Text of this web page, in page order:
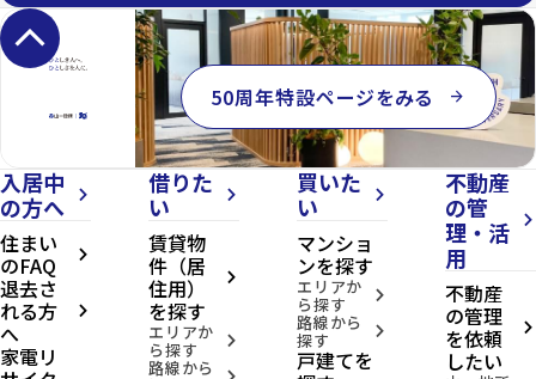
木3
丁
目
directions_walk
仙
市
地
下
鉄
南
北
線/
北
仙
台
駅
徒
歩
20
分
space_dashboard
4LDK
89.7m²
keyboard_arrow_up
50周年特設ページをみる arrow_forward
入居中
の方へ
arrow_forward_ios
住まい
のFAQ arrow_forward_ios
退去さ
れる方
へ
arrow_forward_ios
家電リ
借りた
い
arrow_forward_ios
賃貸物
件（居
住用）
を探す
arrow_forward_ios
エリアか
ら探す arrow_forward_ios
路線から
買いた
い
arrow_forward_ios
マンショ
ンを探す
エリアか
ら探す arrow_forward_ios
路線から
探す arrow_forward_ios
戸建てを
不動産
の管
理・活
用
arrow_forward_ios
不動産
の管理
を依頼
したい
arrow_forward_ios